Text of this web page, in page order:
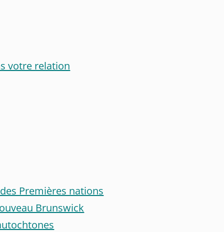
votre relation
Premières nations
Brunswick